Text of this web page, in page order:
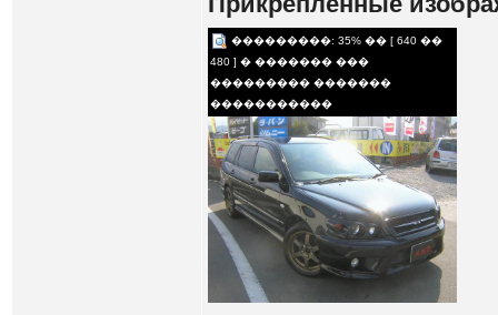
���������: 35% �� [ 640 ��
480 ] � ������� ���
��������� �������
�����������